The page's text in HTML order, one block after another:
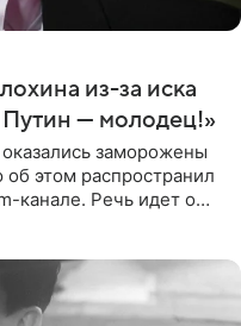
из-за иска
Путин — молодец!»
заморожены
этом распространил
канале. Речь идет о